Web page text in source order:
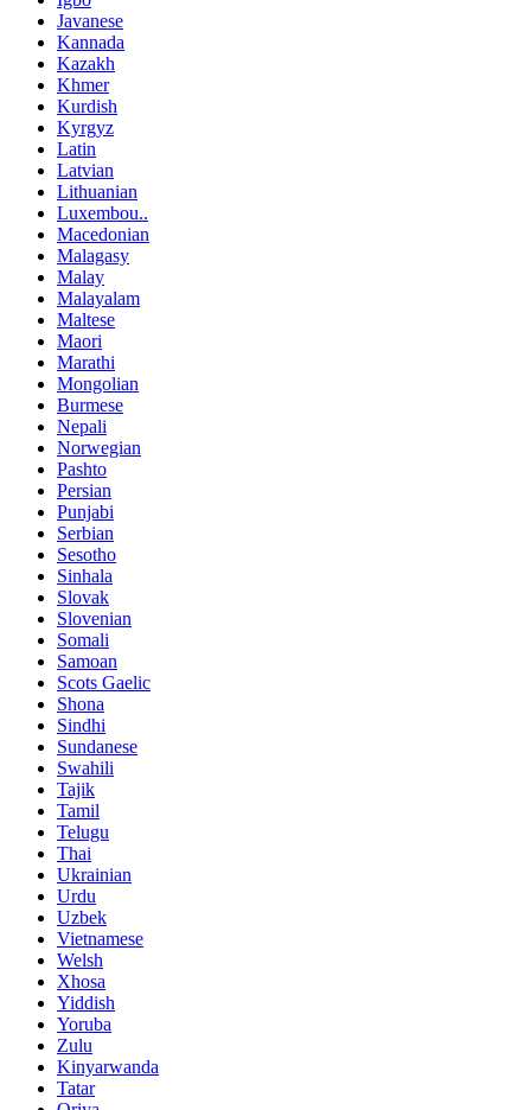
Javanese
Kannada
Kazakh
Khmer
Kurdish
Kyrgyz
Latin
Latvian
Lithuanian
Luxembou..
Macedonian
Malagasy
Malay
Malayalam
Maltese
Maori
Marathi
Mongolian
Burmese
Nepali
Norwegian
Pashto
Persian
Punjabi
Serbian
Sesotho
Sinhala
Slovak
Slovenian
Somali
Samoan
Scots Gaelic
Shona
Sindhi
Sundanese
Swahili
Tajik
Tamil
Telugu
Thai
Ukrainian
Urdu
Uzbek
Vietnamese
Welsh
Xhosa
Yiddish
Yoruba
Zulu
Kinyarwanda
Tatar